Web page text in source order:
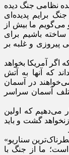
نظامی جنگ دیده
برایم پدیده‌ای
می‌گویم ما بیش از
باشیم برای
و غلبه بر
اگر آمریکا بخواهد
که آنها به آتش
در آسمان
آسمان سراسر
می‌دهیم که اولین
گشت و باید
سناریو»
ما از جنگ با